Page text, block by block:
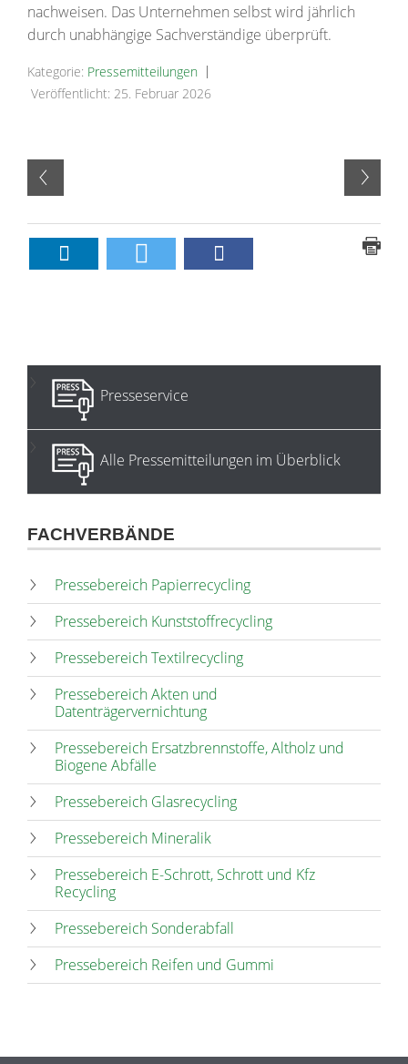
nachweisen. Das Unternehmen selbst wird jährlich
durch unabhängige Sachverständige überprüft.
Kategorie: Pressemitteilungen
Veröffentlicht: 25. Februar 2026
Presseservice
Alle Pressemitteilungen im Überblick
FACHVERBÄNDE
Pressebereich Papierrecycling
Pressebereich Kunststoffrecycling
Pressebereich Textilrecycling
Pressebereich Akten und
Datenträgervernichtung
Pressebereich Ersatzbrennstoffe, Altholz und
Biogene Abfälle
Pressebereich Glasrecycling
Pressebereich Mineralik
Pressebereich E-Schrott, Schrott und Kfz
Recycling
Pressebereich Sonderabfall
Pressebereich Reifen und Gummi